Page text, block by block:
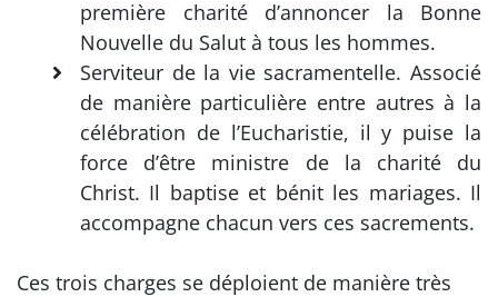
première charité d’annoncer la Bonne
Nouvelle du Salut à tous les hommes.
Serviteur de la vie sacramentelle. Associé
de manière particulière entre autres à la
célébration de l’Eucharistie, il y puise la
force d’être ministre de la charité du
Christ. Il baptise et bénit les mariages. Il
accompagne chacun vers ces sacrements.
Ces trois charges se déploient de manière très